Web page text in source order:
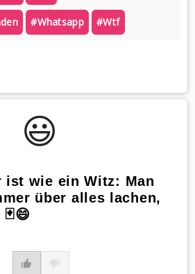
#whatsapp #wtf
😃️
ist wie ein Witz: Man
über alles lachen,